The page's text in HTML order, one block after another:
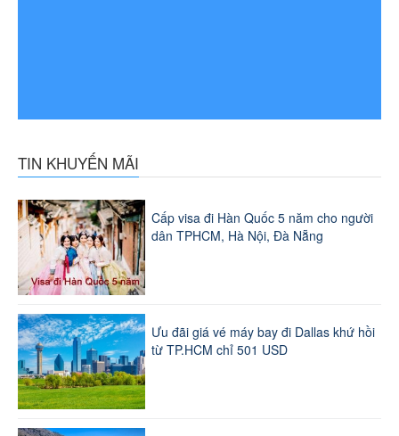
TIN KHUYẾN MÃI
Cấp visa đi Hàn Quốc 5 năm cho người
dân TPHCM, Hà Nội, Đà Nẵng
Ưu đãi giá vé máy bay đi Dallas khứ hồi
từ TP.HCM chỉ 501 USD